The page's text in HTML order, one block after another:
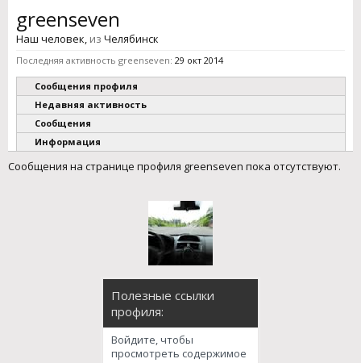
Полезные ссылки
профиля:
Войдите, чтобы
просмотреть содержимое
greenseven
Наш человек, из Челябинск
Последняя активность greenseven: 29 окт 2014
Сообщения профиля
Недавняя активность
Сообщения
Информация
Сообщения на странице профиля greenseven пока отсутствуют.